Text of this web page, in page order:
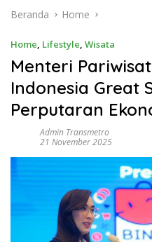
Beranda Home
Home, Lifestyle, Wisata
Menteri
Indonesia Great
Perputaran
Admin Transmetro
21 November 2025